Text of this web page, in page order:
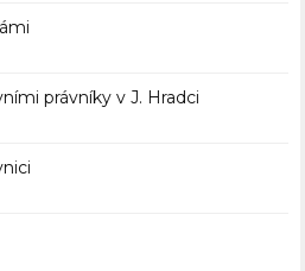
právníky v J. Hradci